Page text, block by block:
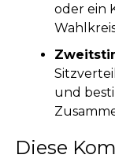
oder ein
und
Diese